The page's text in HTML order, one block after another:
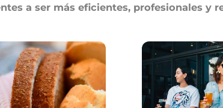
a ser más eficientes, profesionales y